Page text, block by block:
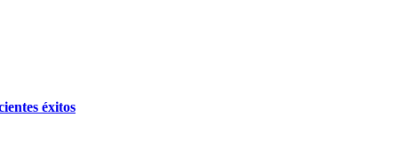
éxitos